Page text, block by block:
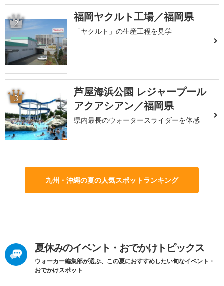
2 福岡ヤクルト工場／福岡県
「ヤクルト」の生産工程を見学
3
芦屋海浜公園 レジャープール
アクアシアン／福岡県
県内最長のウォータースライダーを体感
九州・沖縄の夏の人気スポットランキング
夏休みのイベント・おでかけトピックス
ウォーカー編集部が選ぶ、この夏におすすめしたい旬なイベント・
おでかけスポット